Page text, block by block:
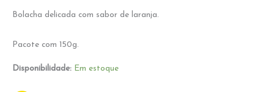
Bolacha delicada com sabor de laranja.
Pacote com 150g.
Disponibilidade: Em estoque